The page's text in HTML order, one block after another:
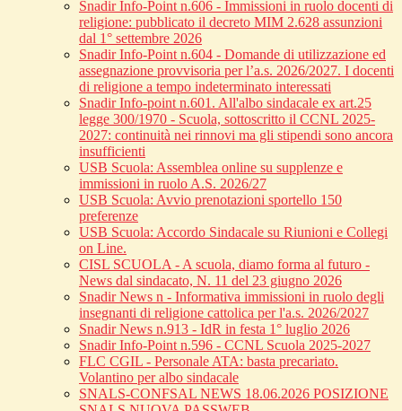
Snadir Info-Point n.606 - Immissioni in ruolo docenti di
religione: pubblicato il decreto MIM 2.628 assunzioni
dal 1° settembre 2026
Snadir Info-Point n.604 - Domande di utilizzazione ed
assegnazione provvisoria per l’a.s. 2026/2027. I docenti
di religione a tempo indeterminato interessati
Snadir Info-point n.601. All'albo sindacale ex art.25
legge 300/1970 - Scuola, sottoscritto il CCNL 2025-
2027: continuità nei rinnovi ma gli stipendi sono ancora
insufficienti
USB Scuola: Assemblea online su supplenze e
immissioni in ruolo A.S. 2026/27
USB Scuola: Avvio prenotazioni sportello 150
preferenze
USB Scuola: Accordo Sindacale su Riunioni e Collegi
on Line.
CISL SCUOLA - A scuola, diamo forma al futuro -
News dal sindacato, N. 11 del 23 giugno 2026
Snadir News n - Informativa immissioni in ruolo degli
insegnanti di religione cattolica per l'a.s. 2026/2027
Snadir News n.913 - IdR in festa 1° luglio 2026
Snadir Info-Point n.596 - CCNL Scuola 2025-2027
FLC CGIL - Personale ATA: basta precariato.
Volantino per albo sindacale
SNALS-CONFSAL NEWS 18.06.2026 POSIZIONE